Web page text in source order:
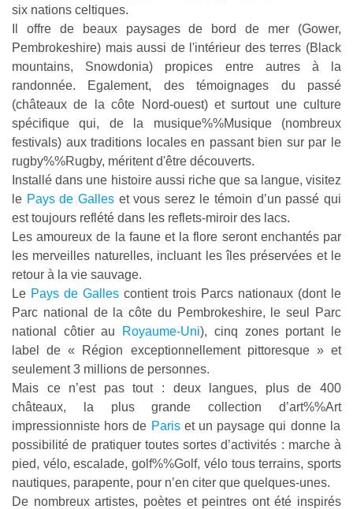
six nations celtiques.
Il offre de beaux paysages de bord de mer (Gower,
Pembrokeshire) mais aussi de l'intérieur des terres (Black
mountains, Snowdonia) propices entre autres à la
randonnée. Egalement, des témoignages du passé
(châteaux de la côte Nord-ouest) et surtout une culture
spécifique qui, de la musique%%Musique(nombreux
festivals) aux traditions locales en passant bien sur par le
rugby%%Rugby, méritent d'être découverts.
Installé dans une histoire aussi riche que sa langue, visitez
le Pays de Galleset vous serez le témoin d’un passé qui
est toujours reflété dans les reflets-miroir des lacs.
Les amoureux de la faune et la flore seront enchantés par
les merveilles naturelles, incluant les îles préservées et le
retour à la vie sauvage.
Le Pays de Galles contient trois Parcs nationaux (dont le
Parc national de la côte du Pembrokeshire, le seul Parc
national côtier au
Royaume-Uni), cinq zones portant le
label de « Région exceptionnellement pittoresque » et
seulement 3 millions de personnes.
Mais ce n’est pas tout : deux langues, plus de 400
châteaux, la plus grande collection d’art%%Art
impressionniste hors de Pariset un paysage qui donne la
possibilité de pratiquer toutes sortes d’activités : marche à
pied, vélo, escalade,golf%%Golf, vélo tous terrains, sports
nautiques, parapente, pour n’en citer que quelques-unes.
De nombreux artistes, poètes et peintres ont été inspirés